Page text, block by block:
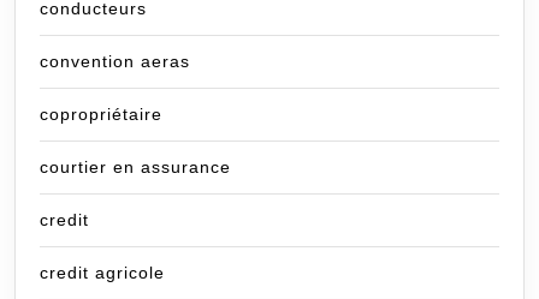
conducteurs
convention aeras
copropriétaire
courtier en assurance
credit
credit agricole